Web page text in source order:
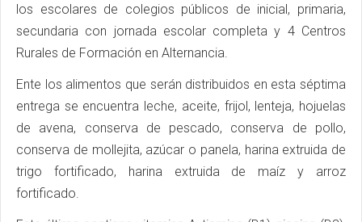
los escolares de colegios públicos de inicial, primaria,
secundaria con jornada escolar completa y 4 Centros
Rurales de Formación en Alternancia.
Ente los alimentos que serán distribuidos en esta séptima
entrega se encuentra leche, aceite, frijol, lenteja, hojuelas
de avena, conserva de pescado, conserva de pollo,
conserva de mollejita, azúcar o panela, harina extruida de
trigo fortificado, harina extruida de maíz y arroz
fortificado.